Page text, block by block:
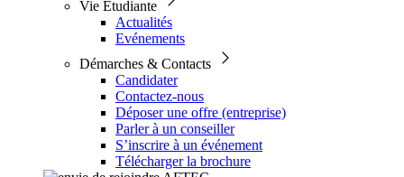
Vie Étudiante
Actualités
Evénements
Démarches & Contacts
Candidater
Contactez-nous
Déposer une offre (entreprise)
Parler à un conseiller
S’inscrire à un événement
Télécharger la brochure